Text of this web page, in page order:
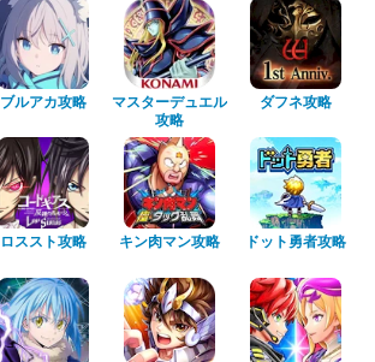
ブルアカ攻略
マスターデュエル
攻略
ダフネ攻略
ロススト攻略 キン肉マン攻略 ドット勇者攻略